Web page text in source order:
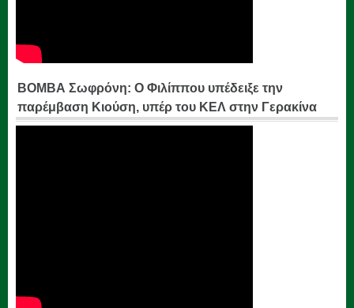
ΒΟΜΒΑ Σωφρόνη: Ο Φιλίππου υπέδειξε την
παρέμβαση Κιούση, υπέρ του ΚΕΛ στην Γερακίνα